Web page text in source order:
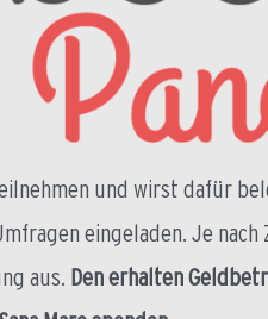
und wirst dafür
eingeladen. Je
aus. Den erhalten